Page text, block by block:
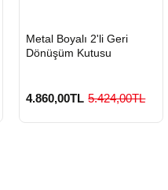
HIZLI
GÖNDERİ
Metal Boyalı 2'li Geri
Dönüşüm Kutusu
4.860,00TL 5.424,00TL